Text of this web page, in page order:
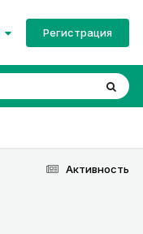
Регистрация
Активность